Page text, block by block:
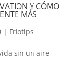
Y CÓMO
MÁS
| Friotips
sin un aire